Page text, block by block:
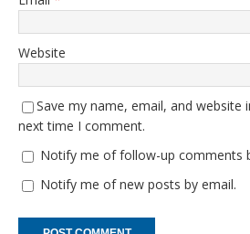
Website
Save my name, email, and website
next time I comment.
Notify me of follow-up comments
Notify me of new posts by email.